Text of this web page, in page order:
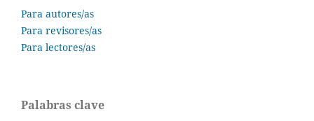
Para autores/as
Para revisores/as
Para lectores/as
Palabras clave